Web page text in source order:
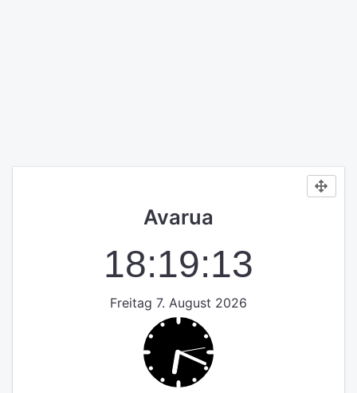
Avarua
18:19:13
Freitag 7. August 2026